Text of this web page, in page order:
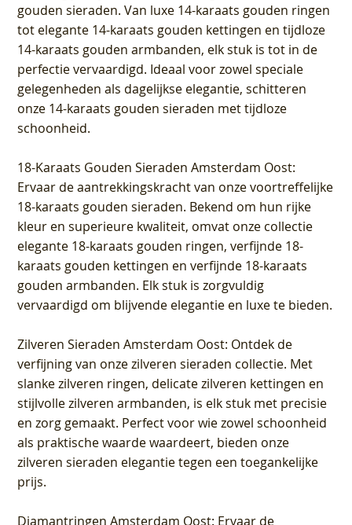
gouden sieraden. Van luxe 14-karaats gouden ringen
tot elegante 14-karaats gouden kettingen en tijdloze
14-karaats gouden armbanden, elk stuk is tot in de
perfectie vervaardigd. Ideaal voor zowel speciale
gelegenheden als dagelijkse elegantie, schitteren
onze 14-karaats gouden sieraden met tijdloze
schoonheid.
18-Karaats Gouden Sieraden Amsterdam Oost:
Ervaar de aantrekkingskracht van onze voortreffelijke
18-karaats gouden sieraden. Bekend om hun rijke
kleur en superieure kwaliteit, omvat onze collectie
elegante 18-karaats gouden ringen, verfijnde 18-
karaats gouden kettingen en verfijnde 18-karaats
gouden armbanden. Elk stuk is zorgvuldig
vervaardigd om blijvende elegantie en luxe te bieden.
Zilveren Sieraden Amsterdam Oost: Ontdek de
verfijning van onze zilveren sieraden collectie. Met
slanke zilveren ringen, delicate zilveren kettingen en
stijlvolle zilveren armbanden, is elk stuk met precisie
en zorg gemaakt. Perfect voor wie zowel schoonheid
als praktische waarde waardeert, bieden onze
zilveren sieraden elegantie tegen een toegankelijke
prijs.
Diamantringen Amsterdam Oost: Ervaar de